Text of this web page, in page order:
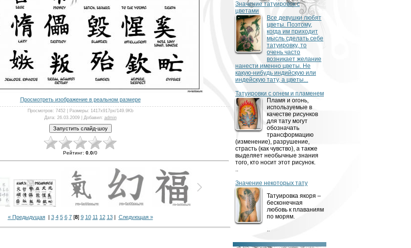
Значение татуировок с
цветами
Все девушки любят
цветы. Поэтому,
когда им приходит
мысль сделать себе
татуировку, то
очень часто
возникает желание
нанести именно цветы. Не
какую-нибудь индийскую или
индейскую тату, а цветы...
Татуировки с огнем и пламенем
Пламя и огонь,
используемые в
качестве рисунков
для тату могут
обозначать
трансформацию
(изменение), разрушение,
страсть (как чувство), а также
выделяет необычные знания
того, кто носит этот рисунок.
..
Значение некоторых тату
Татуировка якоря –
бесконечная
любовь к плаваниям
по морям.
..
Просмотреть изображение в реальном размере
Просмотров: 7452 | Размеры: 1417x917px/149.9Kb
Дата: 26.03.2009 | Добавил: admin
Рейтинг: 0.0/0
« Предыдущая| 3 4 5 6 7[8] 9 10 11 12 13| Следующая »